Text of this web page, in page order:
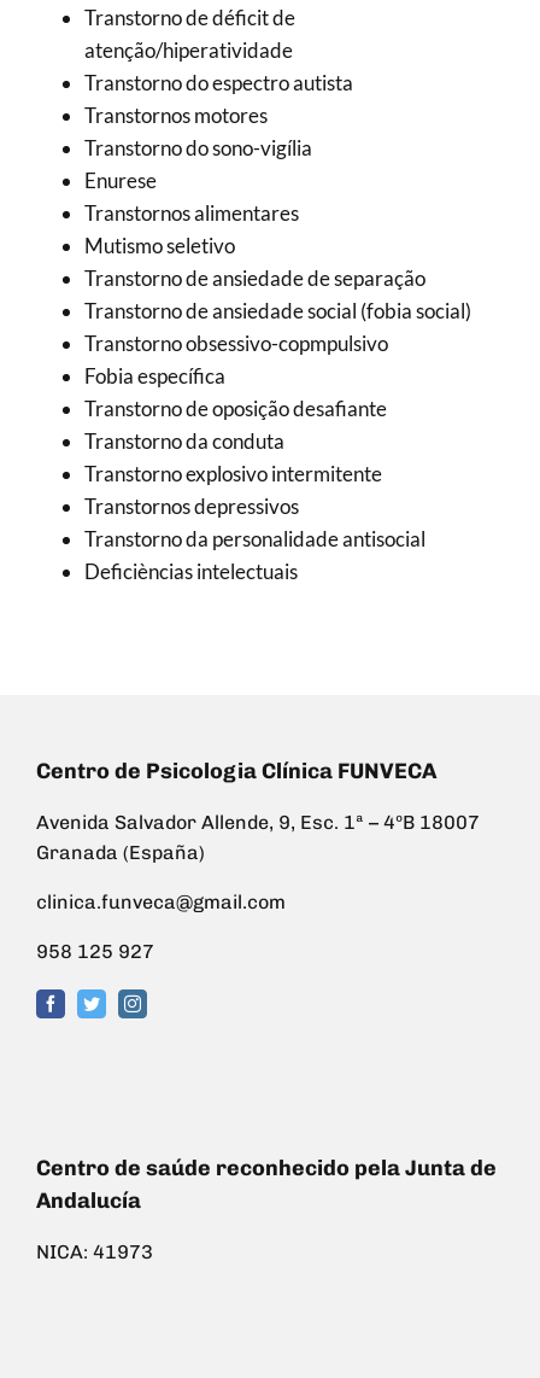
Transtorno de déficit de
atenção/hiperatividade
Transtorno do espectro autista
Transtornos motores
Transtorno do sono-vigília
Enurese
Transtornos alimentares
Mutismo seletivo
Transtorno de ansiedade de separação
Transtorno de ansiedade social (fobia social)
Transtorno obsessivo-copmpulsivo
Fobia específica
Transtorno de oposição desafiante
Transtorno da conduta
Transtorno explosivo intermitente
Transtornos depressivos
Transtorno da personalidade antisocial
Deficièncias intelectuais
Centro de Psicologia Clínica FUNVECA
Avenida Salvador Allende, 9, Esc. 1ª – 4ºB 18007
Granada (España)
clinica.funveca@gmail.com
958 125 927
Centro de saúde reconhecido pela Junta de
Andalucía
NICA: 41973